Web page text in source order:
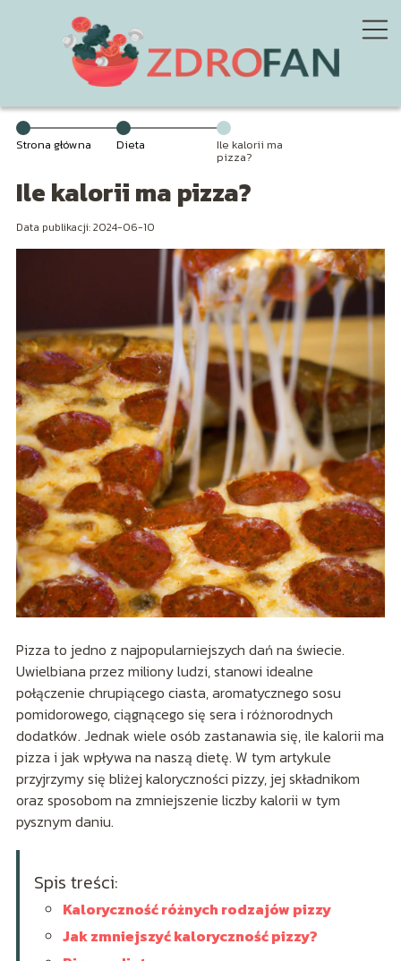
Strona główna Dieta Ile kalorii ma
pizza?
Ile kalorii ma pizza?
Data publikacji: 2024-06-10
Pizza to jedno z najpopularniejszych dań na świecie.
Uwielbiana przez miliony ludzi, stanowi idealne
połączenie chrupiącego ciasta, aromatycznego sosu
pomidorowego, ciągnącego się sera i różnorodnych
dodatków. Jednak wiele osób zastanawia się, ile kalorii ma
pizza i jak wpływa na naszą dietę. W tym artykule
przyjrzymy się bliżej kaloryczności pizzy, jej składnikom
oraz sposobom na zmniejszenie liczby kalorii w tym
pysznym daniu.
Spis treści:
Kaloryczność różnych rodzajów pizzy
Jak zmniejszyć kaloryczność pizzy?